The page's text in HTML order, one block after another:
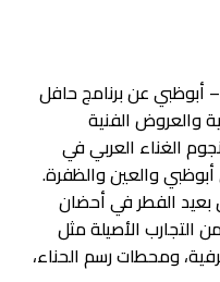
أبوظبي عن برنامج حافل
والعروض الفنية
الغناء العربي في
أبوظبي والعين والظفرة.
بعيد الفطر في أحضان
التجارب الأصيلة مثل
ومحطات رسم الحناء،